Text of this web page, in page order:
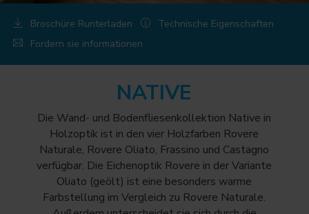
Broschüre Runterladen
Technische Eigenschaften
Fordern sie informationen
NATIVE
Die Wand- und Bodenfliesenkollektion Native in
Holzoptik ist in den vier Holzfarben Rovere
Naturale, Rovere Oliato, Frassino und Castagno
verfügbar. Die Eichenoptik Rovere in der Variante
Oliato (geölt) ist eine besonders warme
Farbstellung im Vergleich zu Rovere Naturale.